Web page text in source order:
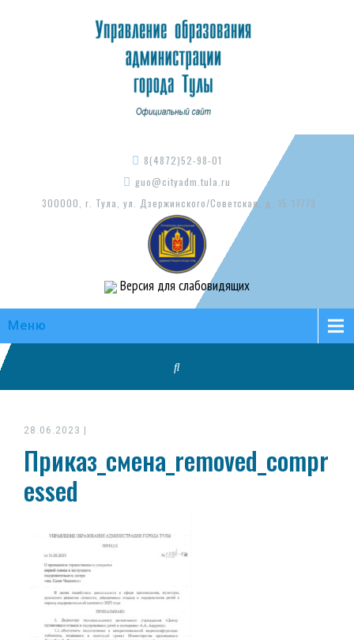
8(4872)52-98-01
guo@cityadm.tula.ru
300000, г. Тула, ул. Дзержинского/Советская, д. 15-17/73
Версия для слабовидящих
Меню
28.06.2023
Приказ_смена_removed_compr
essed